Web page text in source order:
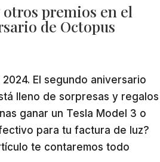
otros premios en el
de Octopus
El segundo aniversario
lleno de sorpresas y regalos
ganar un Tesla Model 3 o
para tu factura de luz?
te contaremos todo